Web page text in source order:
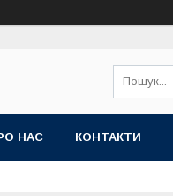
НАС КОНТАКТИ